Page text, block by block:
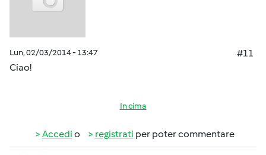
Lun, 02/03/2014 - 13:47
#11
Ciao!
In cima
Accedi o registrati per poter commentare